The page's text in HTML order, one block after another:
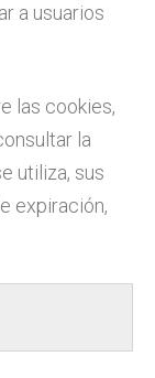
a usuarios
las cookies,
la
utiliza, sus
expiración,